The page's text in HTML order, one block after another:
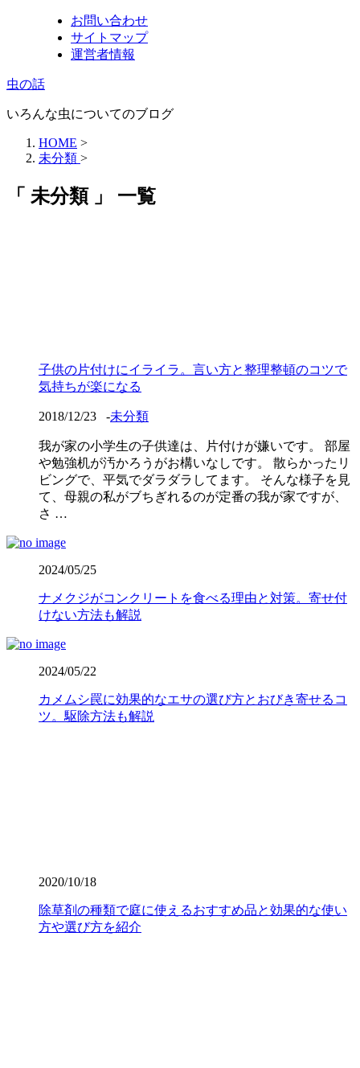
お問い合わせ
サイトマップ
運営者情報
虫の話
いろんな虫についてのブログ
HOME >
未分類 >
「 未分類 」 一覧
子供の片付けにイライラ。言い方と整理整頓のコツで
気持ちが楽になる
2018/12/23 -未分類
我が家の小学生の子供達は、片付けが嫌いです。 部屋
や勉強机が汚かろうがお構いなしです。 散らかったリ
ビングで、平気でダラダラしてます。 そんな様子を見
て、母親の私がブちぎれるのが定番の我が家ですが、
さ …
2024/05/25
ナメクジがコンクリートを食べる理由と対策。寄せ付
けない方法も解説
2024/05/22
カメムシ罠に効果的なエサの選び方とおびき寄せるコ
ツ。駆除方法も解説
2020/10/18
除草剤の種類で庭に使えるおすすめ品と効果的な使い
方や選び方を紹介